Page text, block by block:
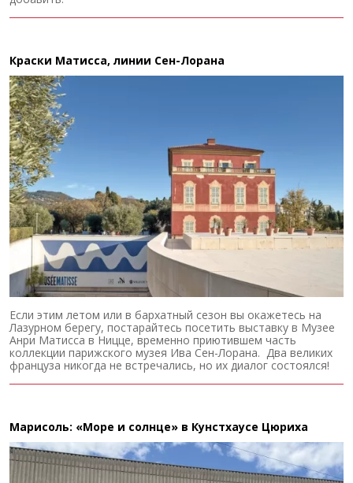
Краски Матисса, линии Сен-Лорана
Если этим летом или в бархатный сезон вы окажетесь на
Лазурном берегу, постарайтесь посетить выставку в Музее
Анри Матисса в Ницце, временно приютившем часть
коллекции парижского музея Ива Сен-Лорана. Два великих
француза никогда не встречались, но их диалог состоялся!
Марисоль: «Море и солнце» в Кунстхаусе Цюриха